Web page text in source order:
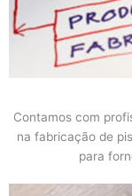
Contamos com
na fabricação de
para